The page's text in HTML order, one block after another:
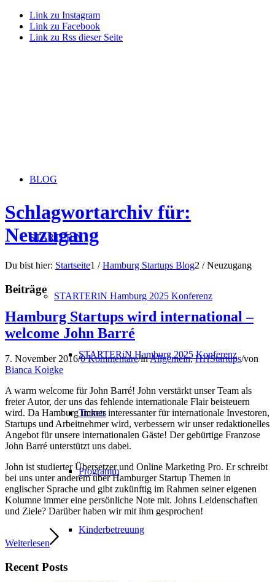
Link zu Instagram
Link zu Facebook
Link zu Rss dieser Seite
BLOG
STARTERiN
STARTERiN Hamburg 2025 Konferenz
STARTERiN Hamburg 2025 Konferenz
Tickets
Programm
Kinderbetreuung
Schlagwortarchiv für:
Neuzugang
Du bist hier: Startseite1 / Hamburg Startups Blog2 / Neuzugang
Beiträge
Hamburg Startups wird international –
welcome John Barré
7. November 2016/0 Kommentare/inAllgemein,HHStartups/von
Bianca Koigke
A warm welcome für John Barré! John verstärkt unser Team als
freier Autor, der uns das fehlende internationale Flair beisteuern
wird. Da Hamburg immer interessanter für internationale Investoren,
Startups und Arbeitnehmer wird, verbessern wir unser redaktionelles
Angebot für unsere internationalen Gäste! Der gebürtige Franzose
John Barré unterstützt uns dabei.
John ist studierter Übersetzer und Online Marketing Pro. Er schreibt
bei uns unter anderem über Hamburger Startup Themen in
englischer Sprache und gibt zukünftig im Rahmen seiner eigenen
Kolumne immer eine persönliche Note mit. Johns Leidenschaften
und Ziele? Darüber haben wir mit ihm gesprochen!
Weiterlesen
Recent Posts